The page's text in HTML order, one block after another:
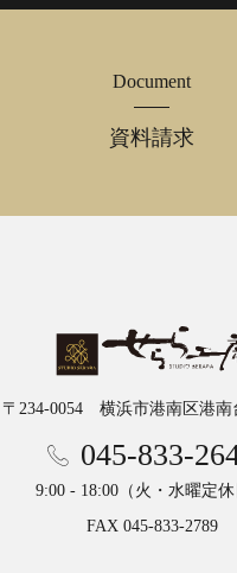
Document
資料請求
〒234-0054 横浜市港南区港南
045-833-
9:00 - 18:00（火・水曜定休
FAX 045-833-2789